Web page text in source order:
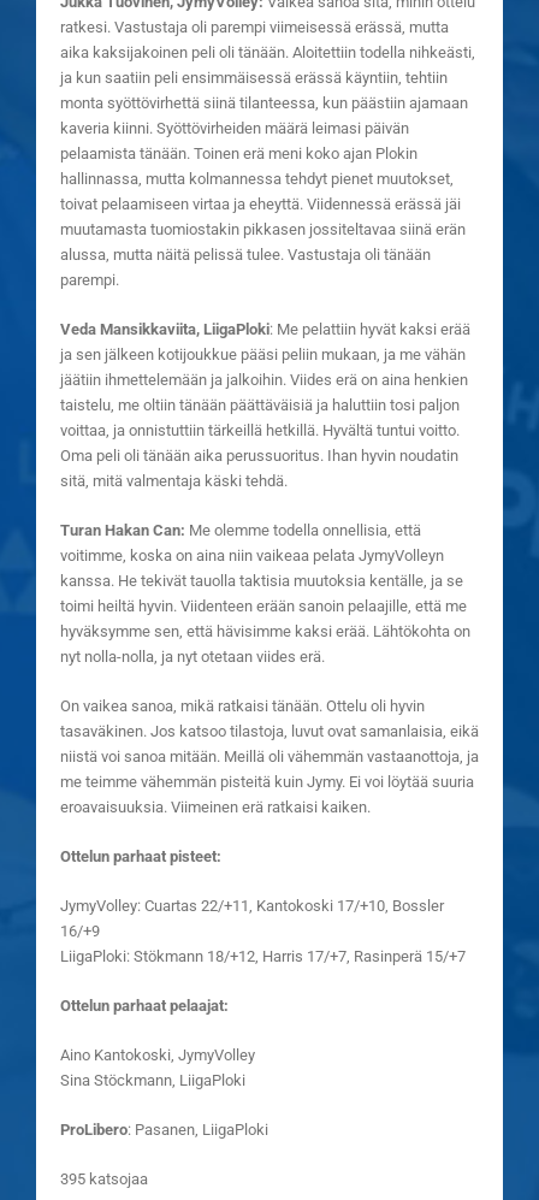
ratkesi. Vastustaja oli parempi viimeisessä erässä, mutta
aika kaksijakoinen peli oli tänään. Aloitettiin todella nihkeästi,
ja kun saatiin peli ensimmäisessä erässä käyntiin, tehtiin
monta syöttövirhettä siinä tilanteessa, kun päästiin ajamaan
kaveria kiinni. Syöttövirheiden määrä leimasi päivän
pelaamista tänään. Toinen erä meni koko ajan Plokin
hallinnassa, mutta kolmannessa tehdyt pienet muutokset,
toivat pelaamiseen virtaa ja eheyttä. Viidennessä erässä jäi
muutamasta tuomiostakin pikkasen jossiteltavaa siinä erän
alussa, mutta näitä pelissä tulee. Vastustaja oli tänään
parempi.
Veda Mansikkaviita, LiigaPloki: Me pelattiin hyvät kaksi erää
ja sen jälkeen kotijoukkue pääsi peliin mukaan, ja me vähän
jäätiin ihmettelemään ja jalkoihin. Viides erä on aina henkien
taistelu, me oltiin tänään päättäväisiä ja haluttiin tosi paljon
voittaa, ja onnistuttiin tärkeillä hetkillä. Hyvältä tuntui voitto.
Oma peli oli tänään aika perussuoritus. Ihan hyvin noudatin
sitä, mitä valmentaja käski tehdä.
Turan Hakan Can: Me olemme todella onnellisia, että
voitimme, koska on aina niin vaikeaa pelata JymyVolleyn
kanssa. He tekivät tauolla taktisia muutoksia kentälle, ja se
toimi heiltä hyvin. Viidenteen erään sanoin pelaajille, että me
hyväksymme sen, että hävisimme kaksi erää. Lähtökohta on
nyt nolla-nolla, ja nyt otetaan viides erä.
On vaikea sanoa, mikä ratkaisi tänään. Ottelu oli hyvin
tasaväkinen. Jos katsoo tilastoja, luvut ovat samanlaisia, eikä
niistä voi sanoa mitään. Meillä oli vähemmän vastaanottoja, ja
me teimme vähemmän pisteitä kuin Jymy. Ei voi löytää suuria
eroavaisuuksia. Viimeinen erä ratkaisi kaiken.
Ottelun parhaat pisteet:
JymyVolley: Cuartas 22/+11, Kantokoski 17/+10, Bossler
16/+9
LiigaPloki: Stökmann 18/+12, Harris 17/+7, Rasinperä 15/+7
Ottelun parhaat pelaajat:
Aino Kantokoski, JymyVolley
Sina Stöckmann, LiigaPloki
ProLibero: Pasanen, LiigaPloki
395 katsojaa